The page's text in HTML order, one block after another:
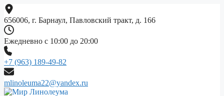
Перейти
к
содержимому
656006, г. Барнаул, Павловский тракт, д. 166
Ежедневно с 10:00 до 20:00
+7 (963) 189-49-82
mlinoleuma22@yandex.ru